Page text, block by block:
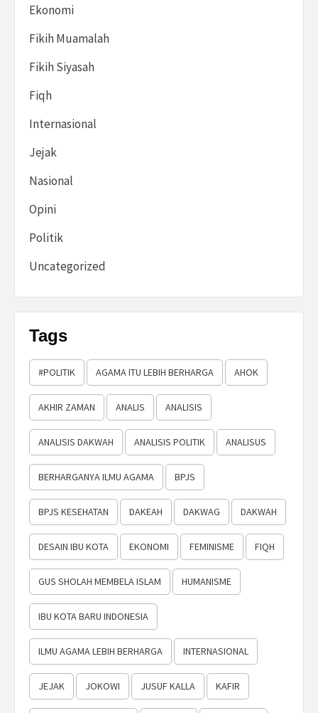
Ekonomi
Fikih Muamalah
Fikih Siyasah
Fiqh
Internasional
Jejak
Nasional
Opini
Politik
Uncategorized
Tags
#POLITIK AGAMA ITU LEBIH BERHARGA AHOK
AKHIR ZAMAN ANALIS ANALISIS
ANALISIS DAKWAH ANALISIS POLITIK ANALISUS
BERHARGANYA ILMU AGAMA BPJS
BPJS KESEHATAN DAKEAH DAKWAG DAKWAH
DESAIN IBU KOTA EKONOMI FEMINISME FIQH
GUS SHOLAH MEMBELA ISLAM HUMANISME
IBU KOTA BARU INDONESIA
ILMU AGAMA LEBIH BERHARGA INTERNASIONAL
JEJAK JOKOWI JUSUF KALLA KAFIR